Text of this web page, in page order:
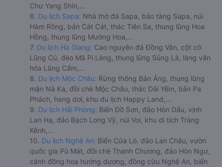
Chư Yang Shin,...
6. Du lịch Sapa: Nhà thờ đá Sapa, bảo tàng Sapa, núi
Hàm Rồng, bản Cát Cát, thác Tiên Sa, thung lũng Hoa
Hồng, thung lũng Mường Hoa,...
7. Du lịch Hà Giang: Cao nguyên đá Đồng Văn, cột cờ
Lũng Cú, đèo Mã Pí Lèng, thung lũng Sủng Là, làng văn
hóa Lũng Cẩm,...
8. Du lịch Mộc Châu: Rừng thông Bản Áng, thung lũng
mận Nà Ka, đồi chè Mộc Châu, thác Dải Yếm, bản Pa
Phách, hang dơi, khu du lịch Happy Land,...
9. Du lịch Hải Phòng: Biển Đồ Sơn, đảo Hòn Dấu, vịnh
Lan Hạ, đảo Bạch Long Vỹ, núi Voi, khu di tích Tràng
Kênh,...
10. Du lịch Nghệ An: Biển Cửa Lò, đảo Lan Châu, vườn
quốc gia Pù Mát, đồi chè Thanh Chương, đảo Hòn Ngư,
cánh đồng hoa hướng dương, đồng cừu Nghệ An, biển